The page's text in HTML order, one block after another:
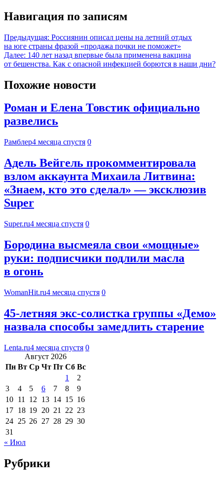
Навигация по записям
Предыдущая: Россиянин описал цены на летний отдых
на юге страны фразой «продажа почки не поможет»
Далее: 140 лет назад впервые была применена вакцина
от бешенства. Как с опасной инфекцией борются в наши дни?
Похожие новости
Роман и Елена Товстик официально
развелись
Рамблер4 месяца спустя 0
Адель Вейгель прокомментировала
взлом аккаунта Михаила Литвина:
«Знаем, кто это сделал» — эксклюзив
Super
Super.ru4 месяца спустя 0
Бородина высмеяла свои «мощные»
руки: подписчики подлили масла
в огонь
WomanHit.ru4 месяца спустя 0
45-летняя экс-солистка группы «Демо»
назвала способы замедлить старение
Lenta.ru4 месяца спустя 0
Август 2026
Пн Вт Ср Чт Пт Сб Вс
1
2
3
4 5 6 7 8
9
10 11 12 13 14 15 16
17 18 19 20 21 22 23
24 25 26 27 28 29 30
31
« Июл
Рубрики